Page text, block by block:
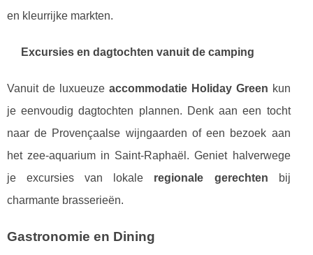
en kleurrijke markten.
Excursies en dagtochten vanuit de camping
Vanuit de luxueuze accommodatie Holiday Green kun
je eenvoudig dagtochten plannen. Denk aan een tocht
naar de Provençaalse wijngaarden of een bezoek aan
het zee-aquarium in Saint-Raphaël. Geniet halverwege
je excursies van lokale regionale gerechten bij
charmante brasserieën.
Gastronomie en Dining